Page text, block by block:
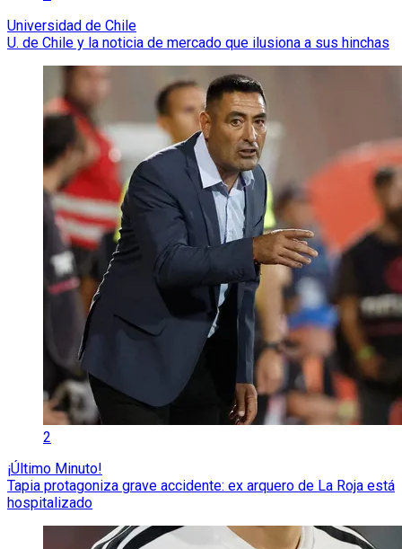
Universidad de Chile
U. de Chile y la noticia de mercado que ilusiona a sus hinchas
2
¡Último Minuto!
Tapia protagoniza grave accidente: ex arquero de La Roja está
hospitalizado